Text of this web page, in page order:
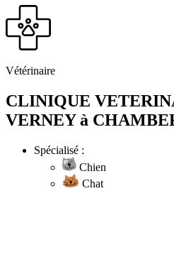
Vétérinaire
CLINIQUE
VERNEY à
Spécialisé :
Chien
Chat